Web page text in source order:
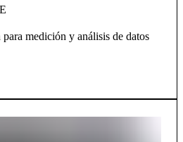
medición y análisis de datos